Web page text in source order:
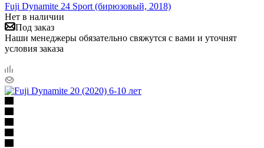
Fuji Dynamite 24 Sport (бирюзовый, 2018)
Нет в наличии
Под заказ
Наши менеджеры обязательно свяжутся с вами и уточнят
условия заказа